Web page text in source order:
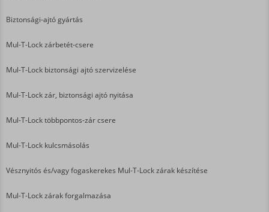
Biztonsági-ajtó gyártás
Mul-T-Lock zárbetét-csere
Mul-T-Lock biztonsági ajtó szervizelése
Mul-T-Lock zár, biztonsági ajtó nyitása
Mul-T-Lock többpontos-zár csere
Mul-T-Lock kulcsmásolás
Vésznyitós és/vagy fogaskerekes Mul-T-Lock zárak készítése
Mul-T-Lock zárak forgalmazása